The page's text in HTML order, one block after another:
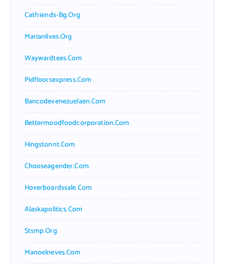
Catfriends-Bg.org
Marianlives.org
Waywardtees.com
Pidfloorsexpress.com
Bancodevenezuelaen.com
Bettermoodfoodcorporation.com
Hingstonnt.com
Chooseagender.com
Hoverboardssale.com
Alaskapolitics.com
Stsmp.org
Manoelneves.com